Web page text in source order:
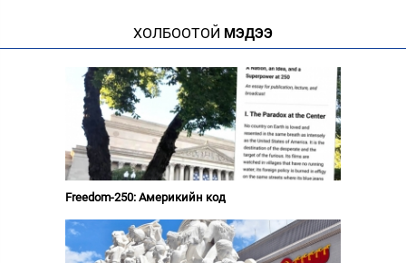
ХОЛБООТОЙ МЭДЭЭ
Freedom-250: Америкийн код